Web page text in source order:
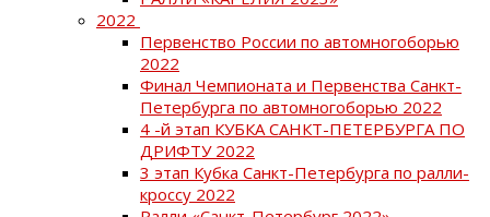
2022
Первенство России по автомногоборью
2022
Финал Чемпионата и Первенства Санкт-
Петербурга по автомногоборью 2022
4 -й этап КУБКА САНКТ-ПЕТЕРБУРГА ПО
ДРИФТУ 2022
3 этап Кубка Санкт-Петербурга по ралли-
кроссу 2022